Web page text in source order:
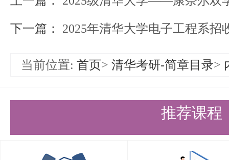
下一篇： 2025年清华大学电子工程系招收港澳台地区
当前位置: 首页> 清华考研-简章目录>
推荐课程